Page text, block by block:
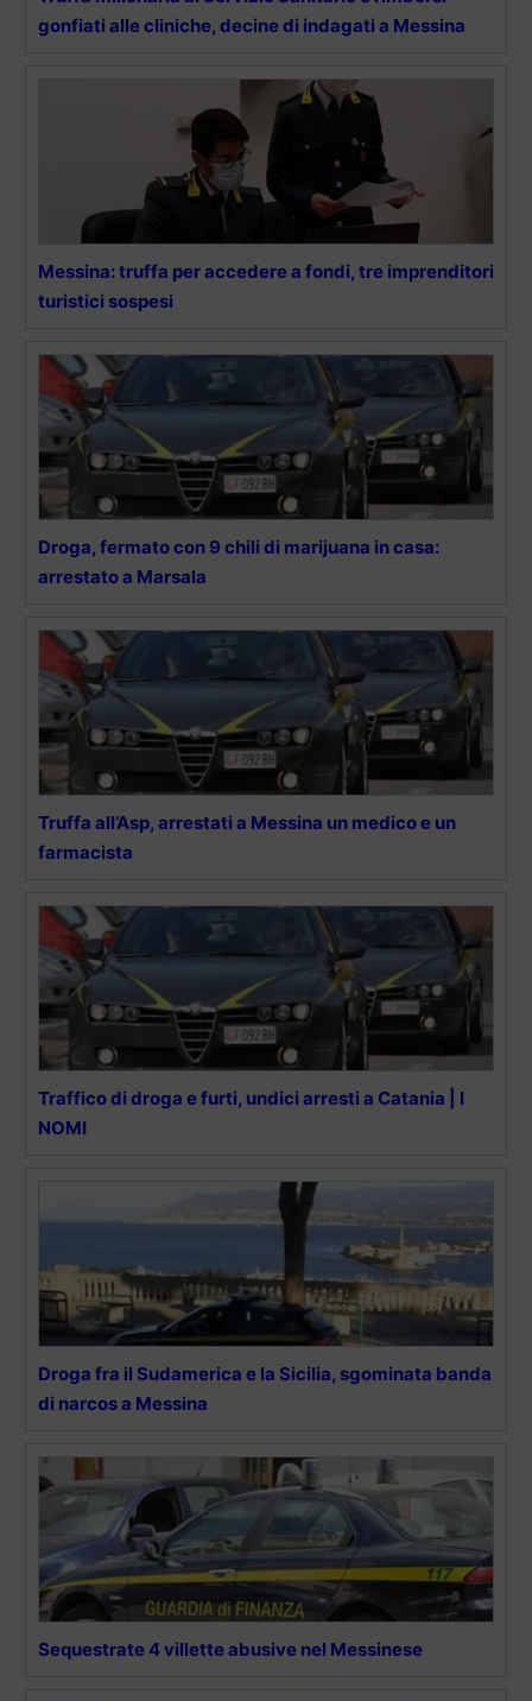
gonfiati alle cliniche, decine di indagati a Messina
Messina: truffa per accedere a fondi, tre imprenditori
turistici sospesi
Droga, fermato con 9 chili di marijuana in casa:
arrestato a Marsala
Truffa all’Asp, arrestati a Messina un medico e un
farmacista
Traffico di droga e furti, undici arresti a Catania | I
NOMI
Droga fra il Sudamerica e la Sicilia, sgominata banda
di narcos a Messina
Sequestrate 4 villette abusive nel Messinese